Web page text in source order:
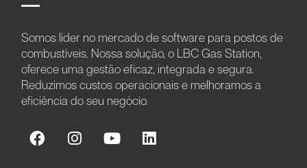
Somos líder no mercado de software para postos de
combustíveis. Nossa solução, o LBC Gas Station,
oferece uma gestão eficaz, integrada e segura.
Reduzimos custos operacionais e melhoramos a
eficiência do seu negócio.